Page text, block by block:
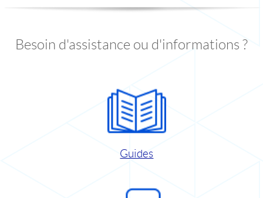
Besoin d'assistance ou d'informations ?
Guides